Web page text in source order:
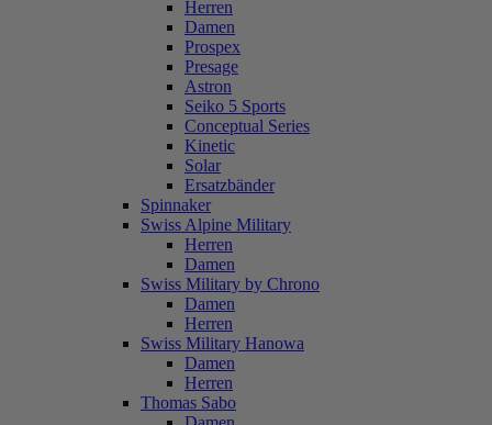
Herren
Damen
Prospex
Presage
Astron
Seiko 5 Sports
Conceptual Series
Kinetic
Solar
Ersatzbänder
Spinnaker
Swiss Alpine Military
Herren
Damen
Swiss Military by Chrono
Damen
Herren
Swiss Military Hanowa
Damen
Herren
Thomas Sabo